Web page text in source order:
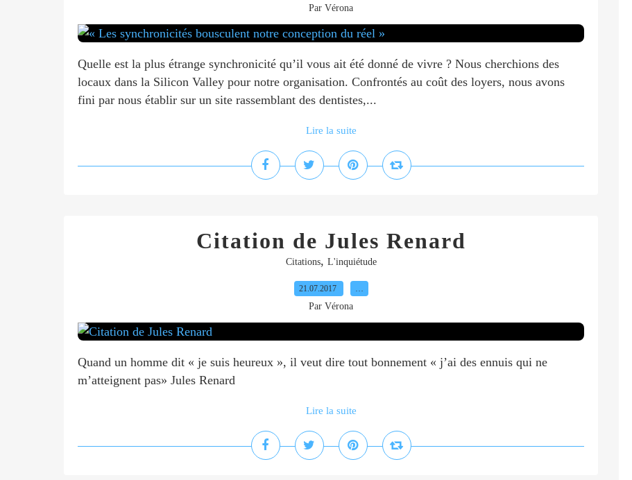
Par Vérona
Quelle est la plus étrange synchronicité qu’il vous ait été donné de vivre ? Nous cherchions des
locaux dans la Silicon Valley pour notre organisation. Confrontés au coût des loyers, nous avons
fini par nous établir sur un site rassemblant des dentistes,...
Lire la suite
Citation de Jules Renard
Citations, L'inquiétude
21.07.2017 …
Par Vérona
Quand un homme dit « je suis heureux », il veut dire tout bonnement « j’ai des ennuis qui ne
m’atteignent pas» Jules Renard
Lire la suite